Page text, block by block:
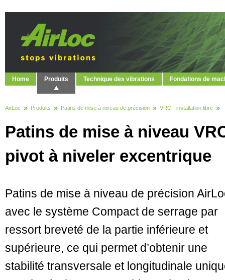
Home Produits Technique des vibrations Fondations de
AirLoc Produits Patins de mise à niveau de précision VRC - installation libre
Patins de mise à niveau
pivot à niveler excentrique
Patins de mise à niveau de précision
avec le système Compact de serrage par
ressort breveté de la partie inférieure et
supérieure, ce qui permet d’obtenir une
stabilité transversale et longitudinale